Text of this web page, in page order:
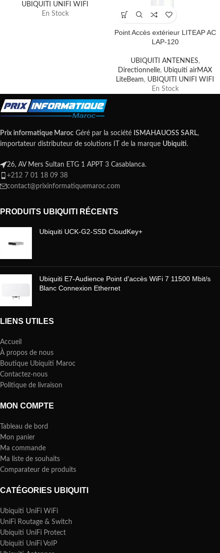
UBIQUITI UNIFI WIFI
En Stock
Point Accès extérieur LITEAP AC
LAP-120
UBIQUITI ANTENNES,
Directionnelle, Ubiquiti airMAX
LiteBeam, UBIQUITI UNIFI WIFI
En Stock
Prix informatique Maroc Géré par la société ISMAHAUOSS SARL,
importateur distributeur de solutions IT de la marque Ubiquiti.
26, AV Mers Sultan ETG 1 APPT 3 Casablanca.
+212 7 01 18 09 38
contact@prixinformatiquemaroc.com
PRODUITS UBIQUITI RÉCENTS
Ubiquiti UCK-G2-SSD CloudKey+
Ubiquiti E7-Audience Point d'accès WiFi 7 11500 Mbit/s
Blanc Connexion Ethernet
LIENS UTILES
Accueil
À propos de nous
Boutique Ubiquiti Maroc
Contactez-nous
Politique de livraison
MON COMPTE
Tableau de bord
Mon panier
Ma commande
Ma liste de souhaits
Comparateur de produits
CATÉGORIES UBIQUITI
Ubiquiti UniFi WiFi
UniFi Routage & Switch
Ubiquiti UniFi Protect
Ubiquiti UniFi VoIP